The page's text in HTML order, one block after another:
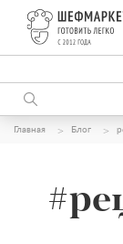
Главная Блог